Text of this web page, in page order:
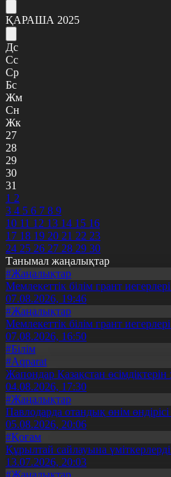
ҚАРАША 2025
Дс
Сс
Ср
Бс
Жм
Сн
Жк
27
28
29
30
31
1 2
3 4 5 6 7 8 9
10 11 12 13 14 15 16
17 18 19 20 21 22 23
24 25 26 27 28 29 30
Танымал жаңалықтар
#Жаңалықтар
Мемлекеттік білім грант
07.08.2026, 19:46
#Жаңалықтар
Мемлекеттік білім грант
07.08.2026, 16:50
#Білім
#Aqparat
Жапондар Қазақстан өсімдіктерін
04.08.2026, 17:30
#Жаңалықтар
Павлодарда отандық өнім
05.08.2026, 20:06
#Қоғам
Құрылтай сайлауына үміткерлердің
13.07.2026, 20:03
#Жаңалықтар